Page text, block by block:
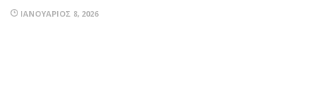
ΙΑΝΟΥΆΡΙΟΣ 8, 2026